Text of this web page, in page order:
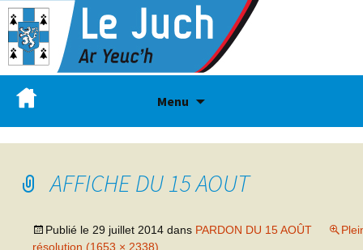
Menu
AFFICHE DU 15 AOUT
Publié le 29 juillet 2014 dans PARDON DU 15 AOÛT
résolution (1653 × 2338)